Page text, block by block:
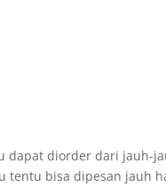
dapat diorder dari jauh-
tentu bisa dipesan jauh